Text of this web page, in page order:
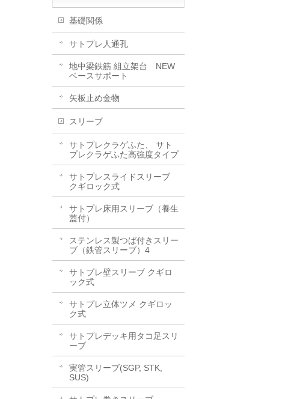
基礎関係
サトプレ人通孔
地中梁鉄筋 組立架台 NEW
ベースサポート
矢板止め金物
スリーブ
サトプレクラゲふた、 サト
プレクラゲふた高強度タイプ
サトプレスライドスリーブ
クギロック式
サトプレ床用スリーブ（養生
蓋付）
ステンレス製つば付きスリー
ブ（鉄管スリーブ）4
サトプレ壁スリーブ クギロ
ック式
サトプレ立体ツメ クギロッ
ク式
サトプレデッキ用タコ足スリ
ーブ
実管スリーブ(SGP, STK,
SUS)